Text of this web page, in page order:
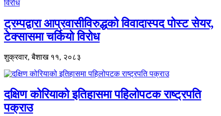
ट्रम्पद्वारा आप्रवासीविरुद्धको विवादास्पद पोस्ट सेयर,
टेक्सासमा चर्कियो विरोध
शुक्रवार, बैशाख ११, २०८३
दक्षिण कोरियाको इतिहासमा पहिलोपटक राष्ट्रपति
पक्राउ